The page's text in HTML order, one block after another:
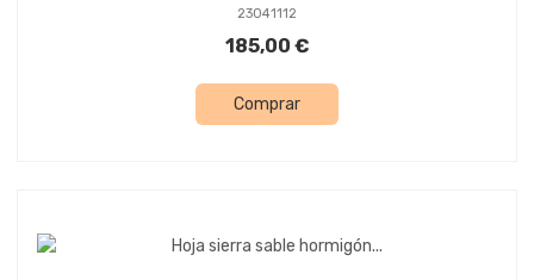
23041112
185,00 €
Comprar